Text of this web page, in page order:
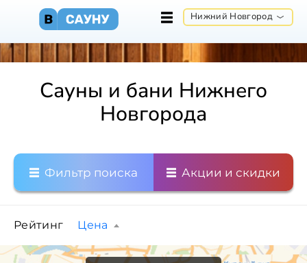
Нижний Новгород
Сауны и бани Нижнего
Новгорода
Фильтр поиска Акции и скидки
Рейтинг Цена